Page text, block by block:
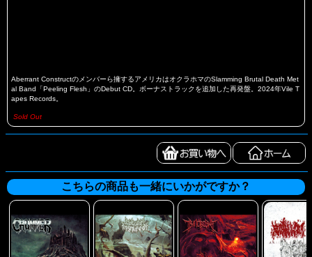
Aberrant Constructのメンバーら擁するアメリカはオクラホマのSlamming Brutal Death Met
al Band「Peeling Flesh」のDebut CD。ボーナストラックを追加した再発盤。2024年Vile T
apes Records。
Sold Out
こちらの商品も一緒にいかがですか？